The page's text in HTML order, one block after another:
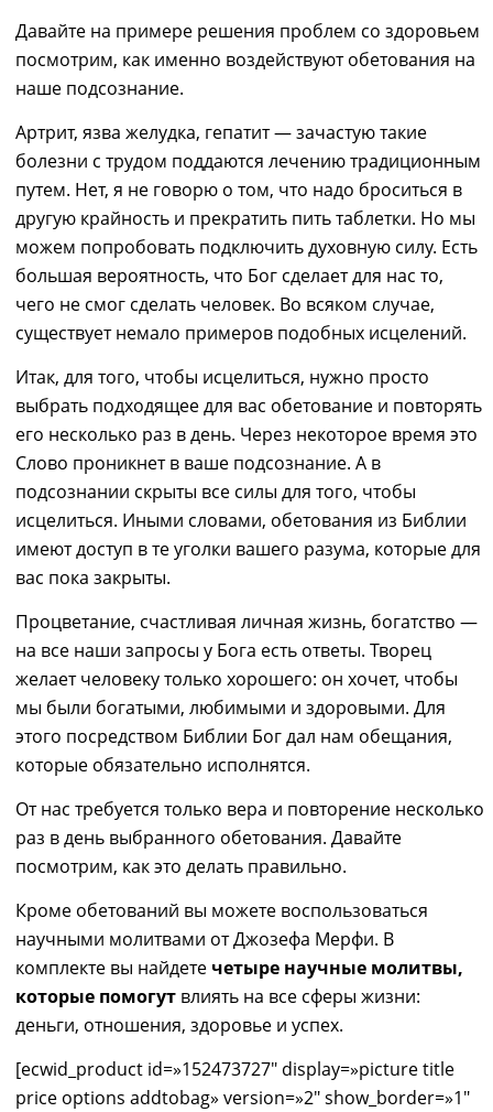
Давайте на примере решения проблем со здоровьем
посмотрим, как именно воздействуют обетования на
наше подсознание.
Артрит, язва желудка, гепатит ―зачастуютакие
болезни с трудом поддаются лечению традиционным
путем. Нет, я не говорю о том, что надо броситься в
другую крайность и прекратить пить таблетки. Но мы
можем попробовать подключить духовную силу. Есть
большая вероятность, что Бог сделает для нас то,
чего не смог сделать человек. Во всяком случае,
существует немало примеров подобных исцелений.
Итак, для того, чтобы исцелиться, нужно просто
выбрать подходящее для вас обетование и повторять
его несколько раз в день. Через некоторое время это
Слово проникнет в ваше подсознание. А в
подсознании скрыты все силы для того, чтобы
исцелиться. Иными словами, обетования из Библии
имеют доступ в те уголки вашего разума, которые для
вас пока закрыты.
Процветание, счастливая личная жизнь, богатство ―
на все наши запросы у Бога есть ответы. Творец
желает человеку только хорошего: он хочет, чтобы
мы были богатыми, любимыми и здоровыми. Для
этого посредством Библии Богдал нам обещания,
которые обязательно исполнятся.
От нас требуется только вера и повторение несколько
раз в день выбранного обетования. Давайте
посмотрим, как это делать правильно.
Кроме обетований вы можете воспользоваться
научными молитвами от Джозефа Мерфи. В
комплекте вы найдете четыре научные молитвы,
которые помогут влиять на все сферы жизни:
деньги, отношения, здоровье и успех.
[ecwid_product id=»152473727″ display=»picture title
price options addtobag» version=»2″ show_border=»1″